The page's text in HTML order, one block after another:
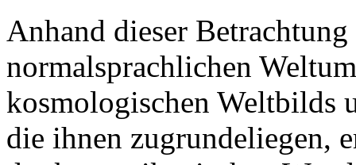
Anhand dieser
normalsprachlichen
kosmologischen Weltbilds
die ihnen zugrundeliegen,